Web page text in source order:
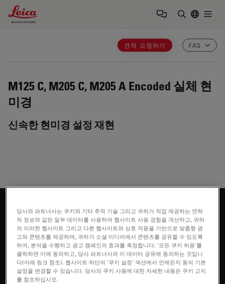
Leica Microsystems Logo
견적 요청하기 FAQ
M125 C, M205 C, M205 A Encoded 실체 현
미경
신속한 현미경 설정 재현
더 알아보고 싶으신가요?
전문가와 상담하기
당사와 파트너사는 쿠키와 기타 추적 기술 그리고 귀하가 직접 제공하는 연락
처 정보와 같은 일부 데이터를 사용하여 웹사이트 사용 경험을 개선하고, 귀하
의 이러한 웹사이트 그리고 다른 웹사이트와 상호 작용을 기반으로 맞춤형 광
고와 콘텐츠를 제공하며, 귀하가 소셜 미디어에서 콘텐츠를 공유할 수 있도록
하여, 분석을 수행하고 광고 캠페인의 효과를 측정합니다. '모든 쿠키 허용'를
클릭하면 이에 동의하고, 당사 파트너사와 이 데이터 공유에 동의하는 것입니
다(아래 링크 참조). 웹사이트 하단의 '쿠키 설정' 섹션에서 언제든지 동의 기본
설정을 변경할 수 있습니다. 당사의 쿠키 사용에 대한 자세한 내용은 쿠키 고지
를 참조하십시오.